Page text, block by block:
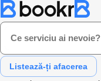
Ce serviciu ai nevoie?
Listează-ți afacerea